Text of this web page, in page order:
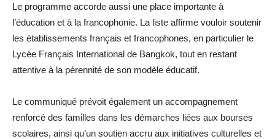
Le programme accorde aussi une place importante à
l’éducation et à la francophonie. La liste affirme vouloir soutenir
les établissements français et francophones, en particulier le
Lycée Français International de Bangkok, tout en restant
attentive à la pérennité de son modèle éducatif.
Le communiqué prévoit également un accompagnement
renforcé des familles dans les démarches liées aux bourses
scolaires, ainsi qu’un soutien accru aux initiatives culturelles et